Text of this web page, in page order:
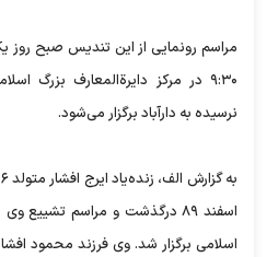
۹:۳۰ در مرکز دایرة‌المعارف بزرگ
نرسیده به دارآباد برگزار می‌شود.
اسفند ۸۹ درگذشت و مراسم تشییع
اسلامی برگزار شد. وی فرزند محمود